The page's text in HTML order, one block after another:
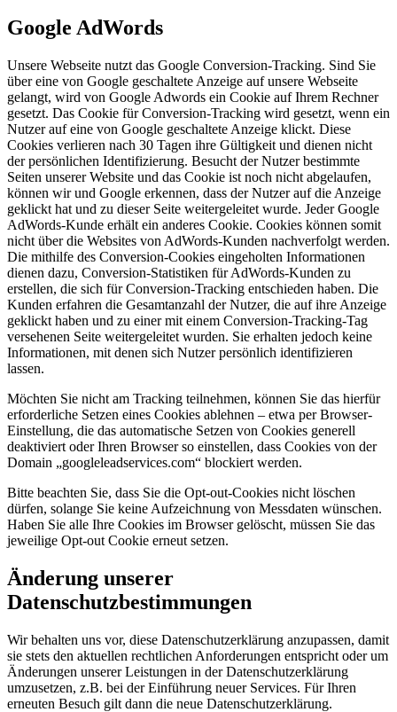
Google AdWords
Unsere Webseite nutzt das Google Conversion-Tracking. Sind Sie
über eine von Google geschaltete Anzeige auf unsere Webseite
gelangt, wird von Google Adwords ein Cookie auf Ihrem Rechner
gesetzt. Das Cookie für Conversion-Tracking wird gesetzt, wenn ein
Nutzer auf eine von Google geschaltete Anzeige klickt. Diese
Cookies verlieren nach 30 Tagen ihre Gültigkeit und dienen nicht
der persönlichen Identifizierung. Besucht der Nutzer bestimmte
Seiten unserer Website und das Cookie ist noch nicht abgelaufen,
können wir und Google erkennen, dass der Nutzer auf die Anzeige
geklickt hat und zu dieser Seite weitergeleitet wurde. Jeder Google
AdWords-Kunde erhält ein anderes Cookie. Cookies können somit
nicht über die Websites von AdWords-Kunden nachverfolgt werden.
Die mithilfe des Conversion-Cookies eingeholten Informationen
dienen dazu, Conversion-Statistiken für AdWords-Kunden zu
erstellen, die sich für Conversion-Tracking entschieden haben. Die
Kunden erfahren die Gesamtanzahl der Nutzer, die auf ihre Anzeige
geklickt haben und zu einer mit einem Conversion-Tracking-Tag
versehenen Seite weitergeleitet wurden. Sie erhalten jedoch keine
Informationen, mit denen sich Nutzer persönlich identifizieren
lassen.
Möchten Sie nicht am Tracking teilnehmen, können Sie das hierfür
erforderliche Setzen eines Cookies ablehnen – etwa per Browser-
Einstellung, die das automatische Setzen von Cookies generell
deaktiviert oder Ihren Browser so einstellen, dass Cookies von der
Domain „googleleadservices.com“ blockiert werden.
Bitte beachten Sie, dass Sie die Opt-out-Cookies nicht löschen
dürfen, solange Sie keine Aufzeichnung von Messdaten wünschen.
Haben Sie alle Ihre Cookies im Browser gelöscht, müssen Sie das
jeweilige Opt-out Cookie erneut setzen.
Änderung unserer
Datenschutzbestimmungen
Wir behalten uns vor, diese Datenschutzerklärung anzupassen, damit
sie stets den aktuellen rechtlichen Anforderungen entspricht oder um
Änderungen unserer Leistungen in der Datenschutzerklärung
umzusetzen, z.B. bei der Einführung neuer Services. Für Ihren
erneuten Besuch gilt dann die neue Datenschutzerklärung.